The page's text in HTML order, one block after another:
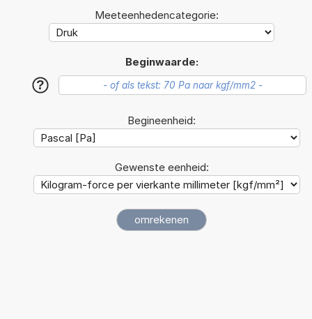
Meeteenhedencategorie:
Beginwaarde:
?
Begineenheid:
Gewenste eenheid: